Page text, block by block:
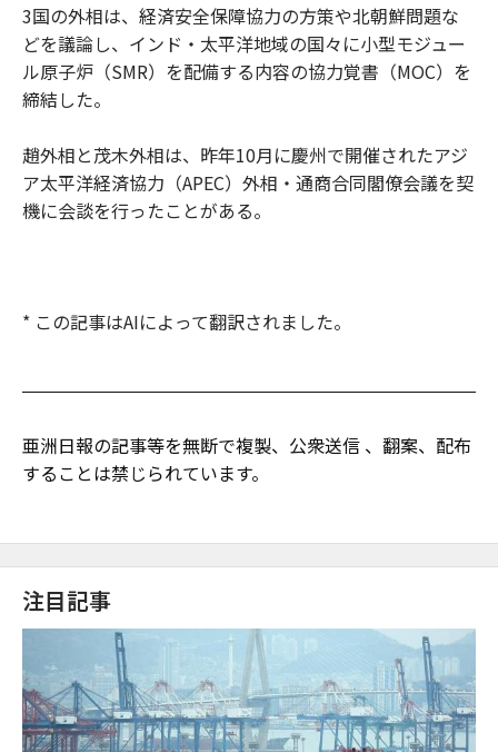
3国の外相は、経済安全保障協力の方策や北朝鮮問題な
どを議論し、インド・太平洋地域の国々に小型モジュー
ル原子炉（SMR）を配備する内容の協力覚書（MOC）を
締結した。
趙外相と茂木外相は、昨年10月に慶州で開催されたアジ
ア太平洋経済協力（APEC）外相・通商合同閣僚会議を契
機に会談を行ったことがある。
* この記事はAIによって翻訳されました。
亜洲日報の記事等を無断で複製、公衆送信 、翻案、配布
することは禁じられています。
注目記事